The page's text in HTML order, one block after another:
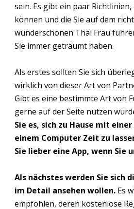
sein. Es gibt ein paar
können und die Sie auf dem
wunderschönen Thai Frau
Sie immer geträumt haben.
Als erstes sollten Sie sich
wirklich von dieser Art von
Gibt es eine bestimmte Art von
gerne auf der Seite nutzen
Sie es, sich zu Hause mit
einem Computer Zeit zu
Sie lieber eine App, wenn Sie
Als nächstes werden Sie sich
im Detail ansehen wollen. Es
empfohlen, deren kostenlose